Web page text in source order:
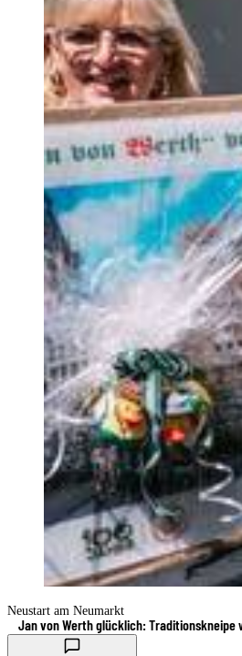
Neustart am Neumarkt
Jan von Werth glücklich: Traditionskneipe